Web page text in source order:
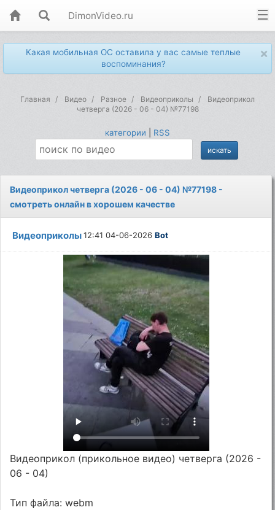
DimonVideo.ru
×
Какая мобильная ОС оставила у вас самые теплые
воспоминания?
Главная Видео Разное Видеоприколы
Видеоприкол
четверга (2026 - 06 - 04) №77198
категории RSS
Видеоприкол четверга (2026 - 06 - 04) №77198 -
смотреть онлайн в хорошем качестве
Видеоприколы12:41 04-06-2026Bot
Видеоприкол (прикольное видео) четверга (2026 -
06 - 04)
Тип файла: webm